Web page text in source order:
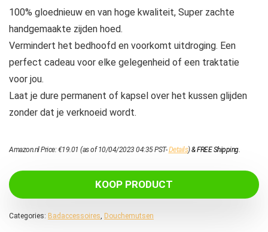
100% gloednieuw en van hoge kwaliteit, Super zachte
handgemaakte zijden hoed.
Vermindert het bedhoofd en voorkomt uitdroging. Een
perfect cadeau voor elke gelegenheid of een traktatie
voor jou.
Laat je dure permanent of kapsel over het kussen glijden
zonder dat je verknoeid wordt.
Amazon.nl Price:€19.01 (as of 10/04/2023 04:35 PST-Details)&FREE Shipping.
KOOP PRODUCT
Categories: Badaccessoires, Douchemutsen